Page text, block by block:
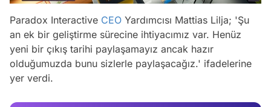
Paradox Interactive CEO Yardımcısı Mattias Lilja; 'Şu
an ek bir geliştirme sürecine ihtiyacımız var. Henüz
yeni bir çıkış tarihi paylaşamayız ancak hazır
olduğumuzda bunu sizlerle paylaşacağız.' ifadelerine
yer verdi.
Video